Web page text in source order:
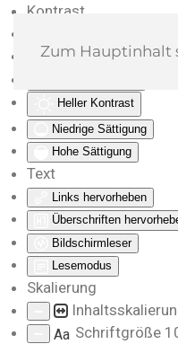
Kontrast
Monochrom
Heller Kontrast
Niedrige Sättigung
Hohe Sättigung
Text
Links hervorheben
Überschriften
Bildschirmleser
Lesemodus
Skalierung
Aa Schriftgröße
Zum Hauptinhalt